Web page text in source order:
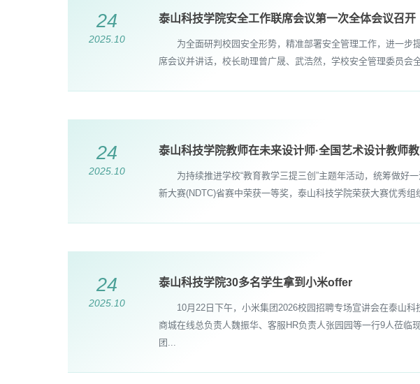
24
2025.10
泰山科技学院安全工作联席会议第一次全体会议召开
为全面研判校园安全形势，精准部署安全管理工作，进一步
席会议并讲话，校长助理曾广晟、武浩然，学校安全管理委员
24
2025.10
泰山科技学院教师在未来设计师·全国艺术设计教师
为持续推进学校“教育教学三提三创”主题年活动，统筹做好一
新大赛(NDTC)省赛中荣获一等奖，泰山科技学院荣获大赛优秀
24
2025.10
泰山科技学院30多名学生拿到小米offer
10月22日下午，小米集团2026校园招聘专场宣讲会在泰山科
商城在线总负责人魏振华、客服HR负责人张园园等一行9人莅
团...